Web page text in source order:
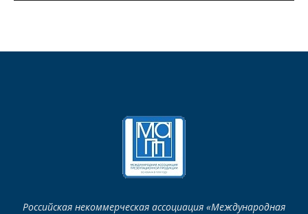
Российская некоммерческая ассоциация «Международная